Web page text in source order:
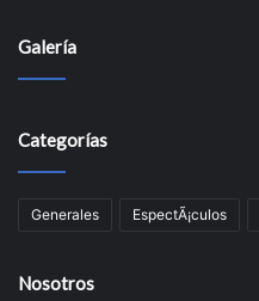
Galería
Categorías
Generales EspectÃ¡culos
Nosotros